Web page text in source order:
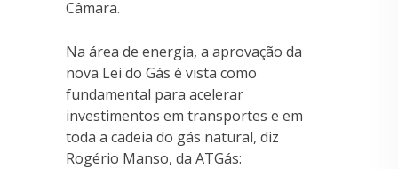
Câmara.
Na área de energia, a aprovação da
nova Lei do Gás é vista como
fundamental para acelerar
investimentos em transportes e em
toda a cadeia do gás natural, diz
Rogério Manso, da ATGás: